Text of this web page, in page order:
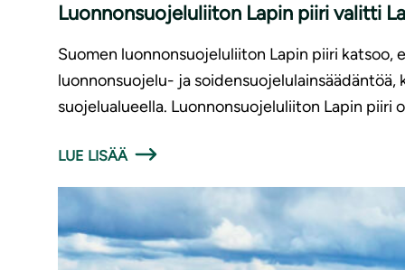
Luonnonsuojeluliiton Lapin piiri valitti
Suomen luonnonsuojeluliiton Lapin piiri
luonnonsuojelu- ja soidensuojelulainsäädäntöä,
suojelualueella. Luonnonsuojeluliiton Lapin
LUE LISÄÄ